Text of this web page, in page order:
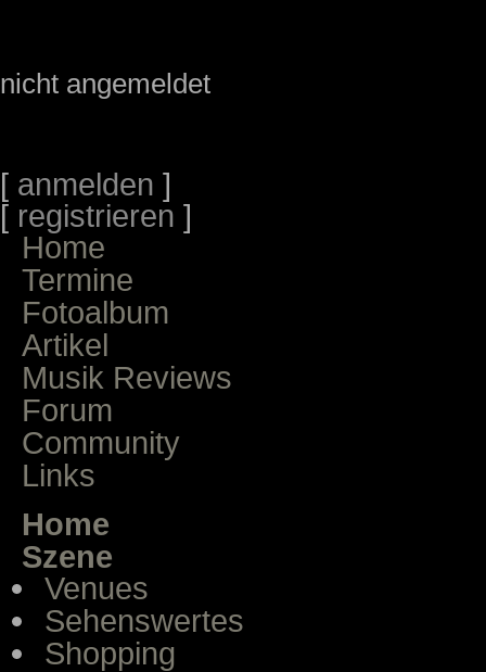
nicht angemeldet
[ anmelden ]
[ registrieren ]
Home
Termine
Fotoalbum
Artikel
Musik Reviews
Forum
Community
Links
Home
Szene
Venues
Sehenswertes
Shopping